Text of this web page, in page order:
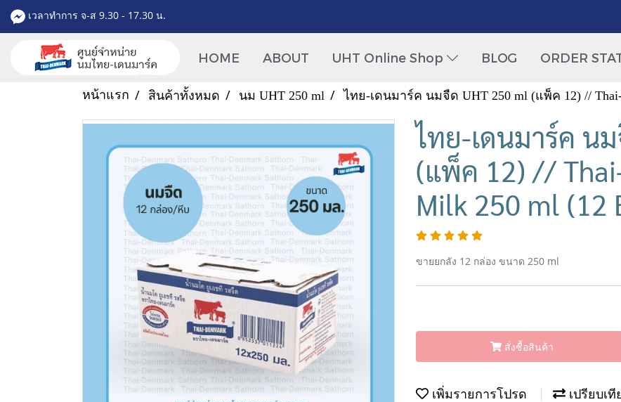
เวลาทำการ จ-ส 9.30 - 17.30 น.
HOME ABOUT UHT Online Shop BLOG ORDER
หน้าแรก สินค้าทั้งหมด นม UHT 250 ml ไทย-เดนมาร์ค นมจืด UHT 250 ml (แพ็ค 12) // Thai-
ไทย-เดนมาร์ค น
(แพ็ค 12) //
Milk 250 ml (12
ขายยกลัง 12 กล่อง ขนาด 250 ml
สั่งซื้อสินค้า
เพิ่มรายการโปรด เปรียบเที